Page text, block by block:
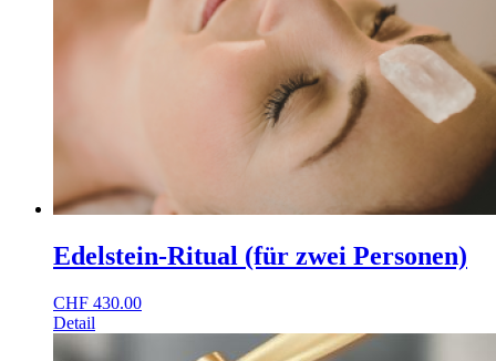
Edelstein-Ritual (für zwei Personen)
CHF 430.00
Detail